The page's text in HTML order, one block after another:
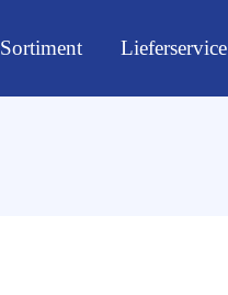
Sortiment Lieferservice